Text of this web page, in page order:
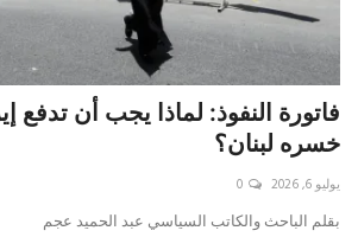
علوم وتكنولوجيا
رياضة
فيديو
حياة
فاتورة النفوذ: لماذا يجب أن تدفع
خسره لبنان؟
يوليو 6, 2026 0
بقلم الباحث والكاتب السياسي عبد الحميد عجم